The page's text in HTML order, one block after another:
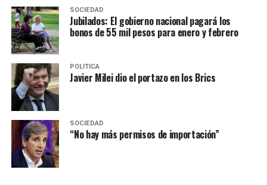
SOCIEDAD
Jubilados: El gobierno nacional pagará los
bonos de 55 mil pesos para enero y febrero
POLITICA
Javier Milei dio el portazo en los Brics
SOCIEDAD
“No hay más permisos de importación”